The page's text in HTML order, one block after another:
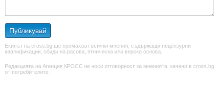
Публикувай
Екипът на cross.bg ще премахват всички мнения, съдържащи нецензурни
квалификации, обиди на расова, етническа или верска основа.
Редакцията на Агенция КРОСС не носи отговорност за мненията, качени в cross.bg
от потребителите.